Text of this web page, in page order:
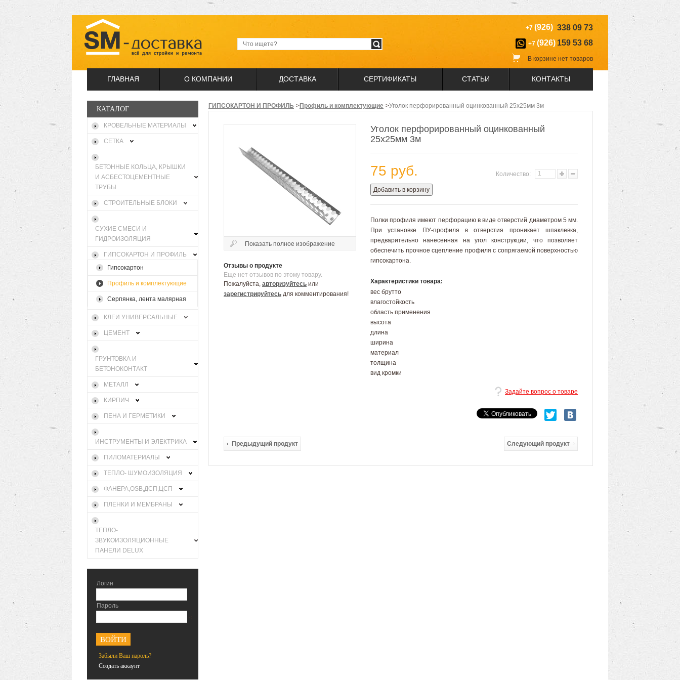
+7 (926) 338 09 73
+7 (926) 159 53 68
В корзине нет товаров
ГЛАВНАЯ О КОМПАНИИ ДОСТАВКА СЕРТИФИКАТЫ СТАТЬИ КОНТАКТЫ
КАТАЛОГ
КРОВЕЛЬНЫЕ МАТЕРИАЛЫ
СЕТКА
БЕТОННЫЕ КОЛЬЦА, КРЫШКИ
И АСБЕСТОЦЕМЕНТНЫЕ
ТРУБЫ
СТРОИТЕЛЬНЫЕ БЛОКИ
СУХИЕ СМЕСИ И
ГИДРОИЗОЛЯЦИЯ
ГИПСОКАРТОН И ПРОФИЛЬ
Гипсокартон
Профиль и комплектующие
Серпянка, лента малярная
КЛЕИ УНИВЕРСАЛЬНЫЕ
ЦЕМЕНТ
ГРУНТОВКА И
БЕТОНОКОНТАКТ
МЕТАЛЛ
КИРПИЧ
ПЕНА И ГЕРМЕТИКИ
ИНСТРУМЕНТЫ И ЭЛЕКТРИКА
ПИЛОМАТЕРИАЛЫ
ТЕПЛО- ШУМОИЗОЛЯЦИЯ
ФАНЕРА,OSB,ДСП,ЦСП
ПЛЕНКИ И МЕМБРАНЫ
ТЕПЛО-
ЗВУКОИЗОЛЯЦИОННЫЕ
ПАНЕЛИ DELUX
Логин
Пароль
Забыли Ваш пароль?
Создать аккаунт
ГИПСОКАРТОН И ПРОФИЛЬ->Профиль и комплектующие->Уголок перфорированный оцинкованный 25х25мм 3м
Показать полное изображение
Отзывы о продукте
Еще нет отзывов по этому товару.
Пожалуйста, авторизуйтесь или
зарегистрируйтесь для комментирования!
Уголок перфорированный оцинкованный
25х25мм 3м
75 руб. Количество:
Добавить в корзину
Полки профиля имеют перфорацию в виде отверстий диаметром 5 мм.
При установке ПУ-профиля в отверстия проникает шпаклевка,
предварительно нанесенная на угол конструкции, что позволяет
обеспечить прочное сцепление профиля с сопрягаемой поверхностью
гипсокартона.
Характеристики товара:
вес брутто
влагостойкость
область применения
высота
длина
ширина
материал
толщина
вид кромки
Задайте вопрос о товаре
Предыдущий продукт Следующий продукт